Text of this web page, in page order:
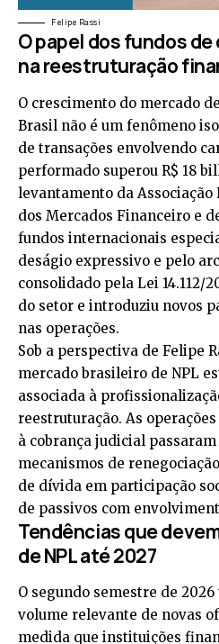
Felipe Rassi
O papel dos fundos
na reestruturação
O crescimento do mercado
Brasil não é um fenômeno
de transações envolvendo
performado superou R$ 18
levantamento da
dos Mercados Financeiro e
fundos internacionais
deságio expressivo e pelo
consolidado pela Lei 14.112/
do setor e introduziu novos
nas operações.
Sob a perspectiva de Felipe
mercado brasileiro de NPL
associada à
reestruturação. As
à cobrança judicial
mecanismos de
de dívida em participação
de passivos com
Tendências que
de NPL até 2027
O segundo semestre de
volume relevante de novas
medida que instituições